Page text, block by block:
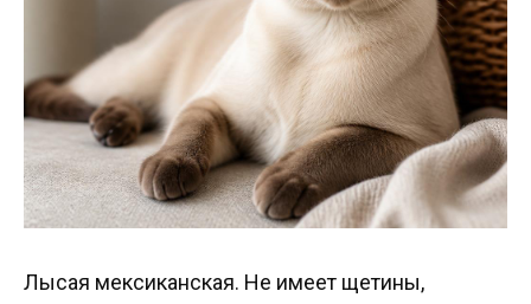
Лысая мексиканская. Не имеет щетины,